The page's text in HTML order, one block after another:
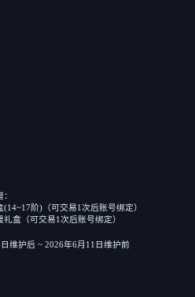
阶)（可交易1次后账号绑定）
盒（可交易1次后账号绑定）
维护后 ~ 2026年6月11日维护前